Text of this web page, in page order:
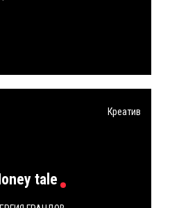
tale
Креатив